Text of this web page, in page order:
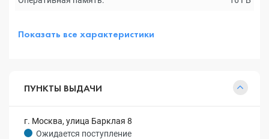
Показать все характеристики
ПУНКТЫ ВЫДАЧИ
г. Москва, улица Барклая 8
Ожидается поступление